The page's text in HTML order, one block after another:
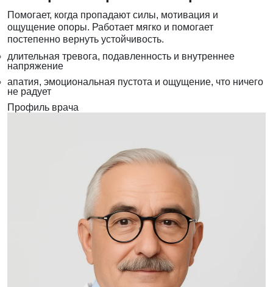
Помогает, когда пропадают силы, мотивация и
ощущение опоры. Работает мягко и помогает
постепенно вернуть устойчивость.
длительная тревога, подавленность и внутреннее
напряжение
апатия, эмоциональная пустота и ощущение, что ничего
не радует
Профиль врача